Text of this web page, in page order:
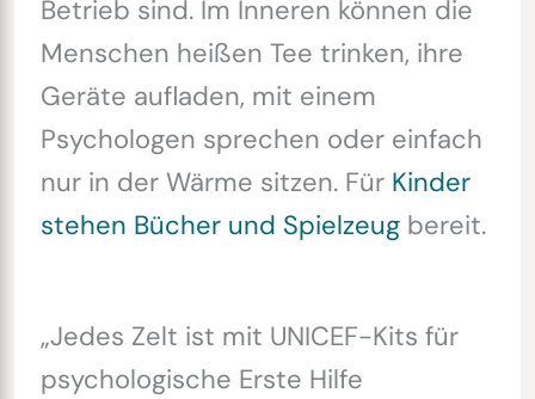
Betrieb sind. Im Inneren können die
Menschen heißen Tee trinken, ihre
Geräte aufladen, mit einem
Psychologen sprechen oder einfach
nur in der Wärme sitzen. Für Kinder
stehen Bücher und Spielzeugbereit.
„Jedes Zelt ist mit UNICEF-Kits für
psychologische Erste Hilfe